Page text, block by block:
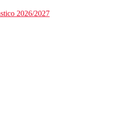
2026/2027